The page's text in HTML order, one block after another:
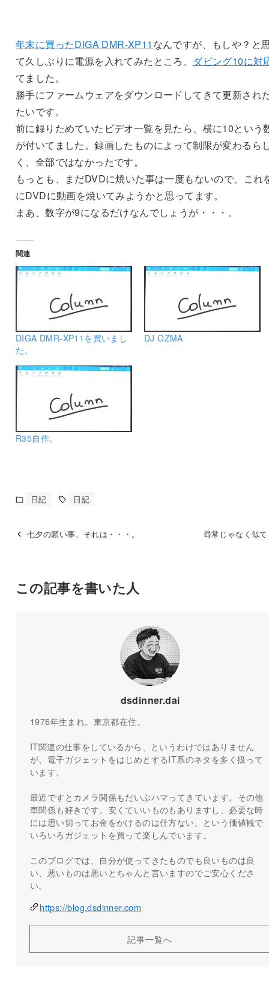
年末に買ったDIGA DMR-XP11 なんですが、もしや？と
て久しぶりに電源を入れてみたところ、 ダビング10に対
てました。
勝手にファームウェアをダウンロードしてきて更新され
たいです。
前に録りためていたビデオ一覧を見たら、横に10という
が付いてました。録画したものによって制限が変わるら
く、全部ではなかったです。
もっとも、まだDVDに焼いた事は一度もないので、これ
にDVDに動画を焼いてみようかと思ってます。
まあ、数字が9になるだけなんでしょうが・・・。
関連
DIGA DMR-XP11を買いまし
た。
DJ OZMA
R35自作。
日記 日記
七夕の願い事、それは・・・。 尋常じゃなく似
この記事を書いた人
dsdinner.dai
1976年生まれ。東京都在住。
IT関連の仕事をしているから、というわけではありません
が、電子ガジェットをはじめとするIT系のネタを多く扱って
います。
最近ですとカメラ関係もだいぶハマってきています。その他
車関係も好きです。安くていいものもありますし、必要な時
には思い切ってお金をかけるのは仕方ない、という価値観で
いろいろガジェットを買って楽しんでいます。
このブログでは、自分が使ってきたものでも良いものは良
い、悪いものは悪いとちゃんと言いますのでご安心くださ
い。
https://blog.dsdinner.com
記事一覧へ